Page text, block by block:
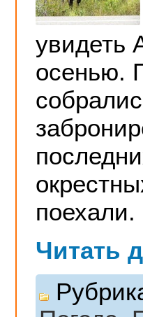
увидеть
осенью.
поехали.
Читать